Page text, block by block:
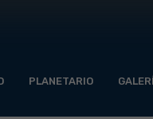
PLANETARIO